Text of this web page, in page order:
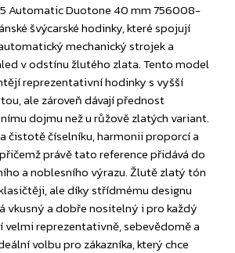
Automatic Duotone 40 mm 756008-
švýcarské hodinky, které spojují
mechanický strojek a
v odstínu žlutého zlata. Tento model
reprezentativní hodinky s vyšší
ale zároveň dávají přednost
dojmu než u růžově zlatých variant.
čistotě číselníku, harmonii proporcí a
právě tato reference přidává do
a noblesního výrazu. Žlutě zlatý tón
ale díky střídmému designu
vkusný a dobře nositelný i pro každý
velmi reprezentativně, sebevědomě a
volbu pro zákazníka, který chce